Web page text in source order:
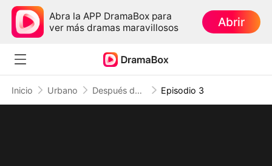
Abra la APP DramaBox para
ver más dramas maravillosos
Abrir
Inicio Urbano Después del divorcio, soy inalcanzable Episodio 3